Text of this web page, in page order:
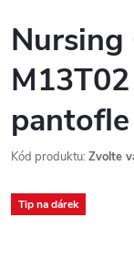
Nursing
Kód produktu: Zvolte
Tip na dárek